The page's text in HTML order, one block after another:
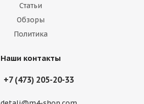
Статьи
Обзоры
Политика
Наши контакты
+7 (473) 205-20-33